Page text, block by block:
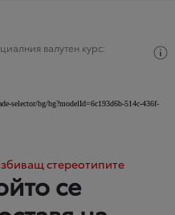
валутен курс:
selector/bg/bg?modelId=6c193d6b-514c-436f-
стереотипите
се